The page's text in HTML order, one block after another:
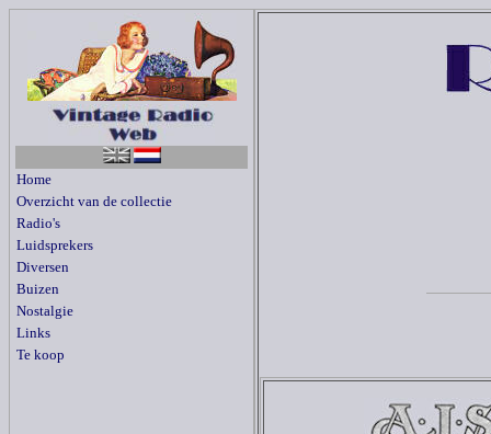
Home
Overzicht van de collectie
Radio's
Luidsprekers
Diversen
Buizen
Nostalgie
Links
Te koop